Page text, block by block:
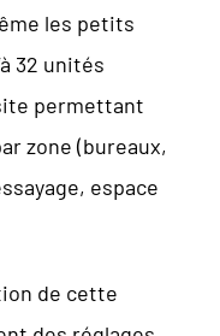
les petits
32 unités
permettant
zone (bureaux,
espace
de cette